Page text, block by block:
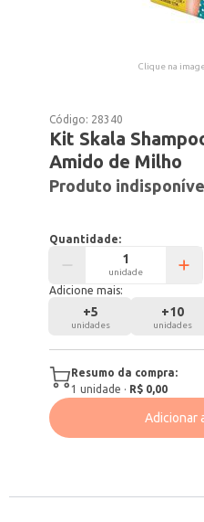
Clique na
Código: 28340
Kit Skala
Amido de Milho
Produto
Quantidade:
unidade
Adicione mais:
+5
unidades
+10
unidades
Resumo da compra:
1 unidade · R$ 0,00
Adicionar